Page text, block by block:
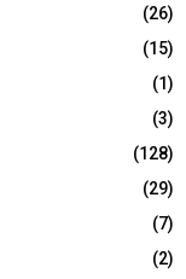
(26)
(15)
(1)
(3)
(128)
(29)
(7)
(2)